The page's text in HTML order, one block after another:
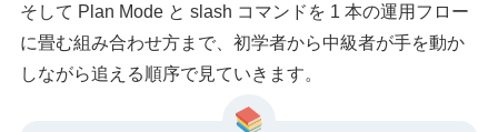
そして Plan Mode と slash コマンドを 1 本の運用フロー
に畳む組み合わせ方まで、初学者から中級者が手を動か
しながら追える順序で見ていきます。